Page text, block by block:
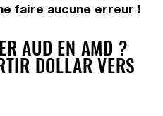
faire aucune erreur !
AUD EN AMD ?
DOLLAR VERS